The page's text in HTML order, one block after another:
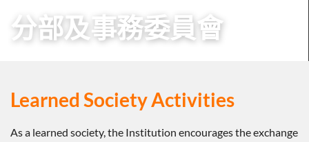
分部及事務委員會
Learned Society Activities
As a learned society, the Institution encourages the exchange